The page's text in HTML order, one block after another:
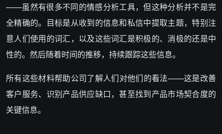
——虽然有很多不同的情感分析工具，但这种分析并不是完
全精确的。目标是从收到的信息和私信中提取主题，特别注
意人们使用的词汇，以及这些词汇是积极的、消极的还是中
性的。然后随着时间的推移，持续跟踪这些信息。
所有这些材料帮助公司了解人们对他们的看法——这是改善
客户服务、识别产品供应缺口，甚至找到产品市场契合度的
关键信息。